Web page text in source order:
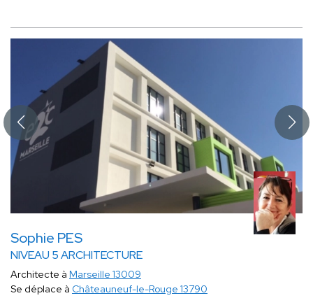
Sophie PES
NIVEAU 5 ARCHITECTURE
Architecte à Marseille 13009
Se déplace à Châteauneuf-le-Rouge 13790